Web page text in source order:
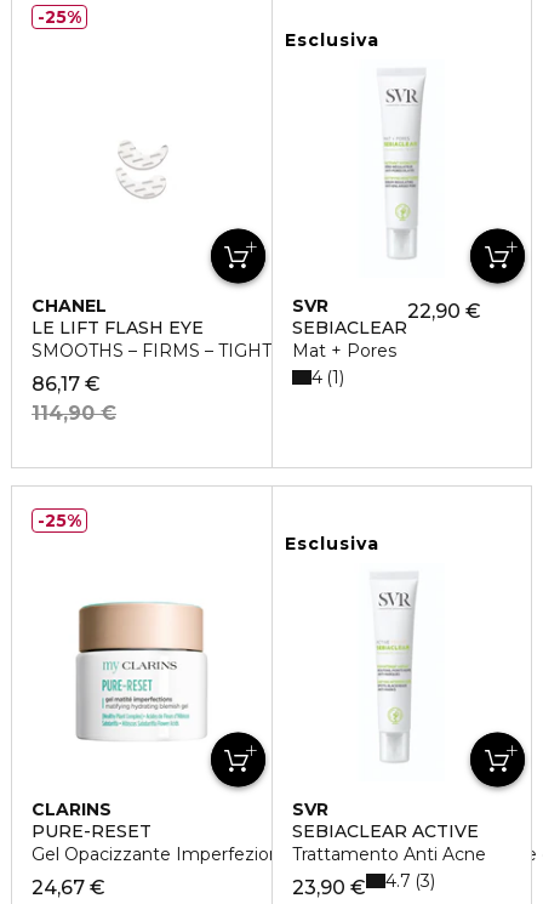
CHANEL
LE LIFT FLASH EYE
SMOOTHS – FIRMS – TIGHTENING EFFECT
86,17 €
114,90 €
25%
Esclusiva
SVR
SEBIACLEAR
Mat + Pores
22,90 €
4 1
CLARINS
PURE-RESET
Gel Opacizzante Imperfezioni - Pelle giovane -
24,67 €
25%
Esclusiva
SVR
SEBIACLEAR ACTIVE
Trattamento Anti Acne
23,90 € 4.7 3